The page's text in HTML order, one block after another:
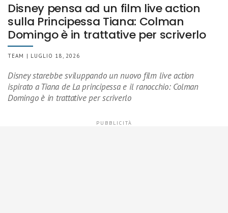
Disney pensa ad un film live action
sulla Principessa Tiana: Colman
Domingo è in trattative per scriverlo
TEAM | LUGLIO 18, 2026
Disney starebbe sviluppando un nuovo film live action
ispirato a Tiana de La principessa e il ranocchio: Colman
Domingo è in trattative per scriverlo